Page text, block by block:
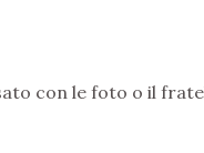
con le foto o il